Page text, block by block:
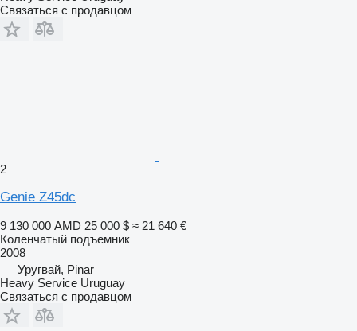
Связаться с продавцом
2
Genie Z45dc
9 130 000 AMD 25 000 $ ≈ 21 640 €
Коленчатый подъемник
2008
Уругвай, Pinar
Heavy Service Uruguay
Связаться с продавцом